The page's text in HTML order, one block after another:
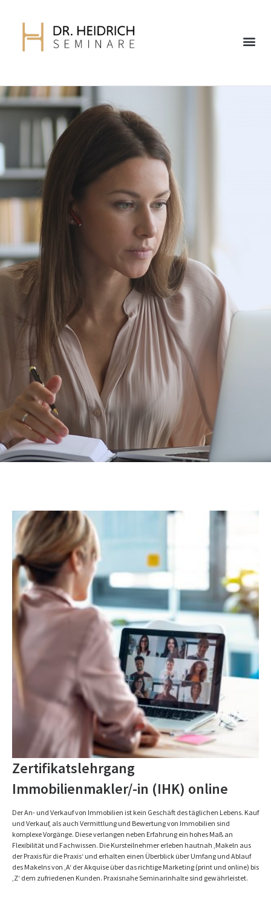
Zertifikatslehrgang
Immobilienmakler/-in (IHK) online
Der An- und Verkauf von Immobilien ist kein Geschäft des täglichen Lebens. Kauf
und Verkauf, als auch Vermittlung und Bewertung von Immobilien sind
komplexe Vorgänge. Diese verlangen neben Erfahrung ein hohes Maß an
Flexibilität und Fachwissen. Die Kursteilnehmer erleben hautnah ‚Makeln aus
der Praxis für die Praxis‘ und erhalten einen Überblick über Umfang und Ablauf
des Makelns von ‚A‘ der Akquise über das richtige Marketing (print und online) bis
‚Z‘ dem zufriedenen Kunden. Praxisnahe Seminarinhalte sind gewährleistet.